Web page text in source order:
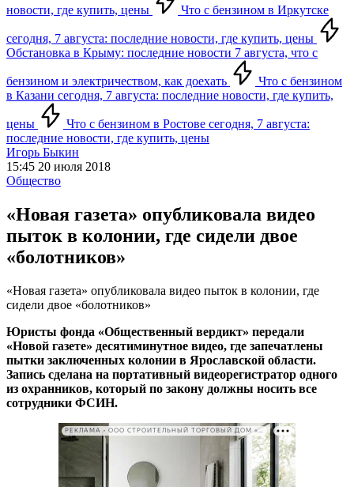
новости, где купить, цены Что с бензином в Иркутске
сегодня, 7 августа: последние новости, где купить, цены
Обстановка в Крыму: последние новости 7 августа, что с
бензином и электричеством, как доехать
Что с бензином
в Казани сегодня, 7 августа: последние новости, где купить,
цены
Что с бензином в Ростове сегодня, 7 августа:
последние новости, где купить, цены
Игорь Быкин
15:45 20 июля 2018
Общество
«Новая газета» опубликовала видео
пыток в колонии, где сидели двое
«болотников»
«Новая газета» опубликовала видео пыток в колонии, где
сидели двое «болотников»
Юристы фонда «Общественный вердикт» передали
«Новой газете» десятиминутное видео, где запечатлены
пытки заключенных колонии в Ярославской области.
Запись сделана на портативный видеорегистратор одного
из охранников, который по закону должны носить все
сотрудники ФСИН.
РЕКЛАМА • ООО СТРОИТЕЛЬНЫЙ ТОРГОВЫЙ ДОМ «ПЕТРОВИЧ». ИНН: 7802348846